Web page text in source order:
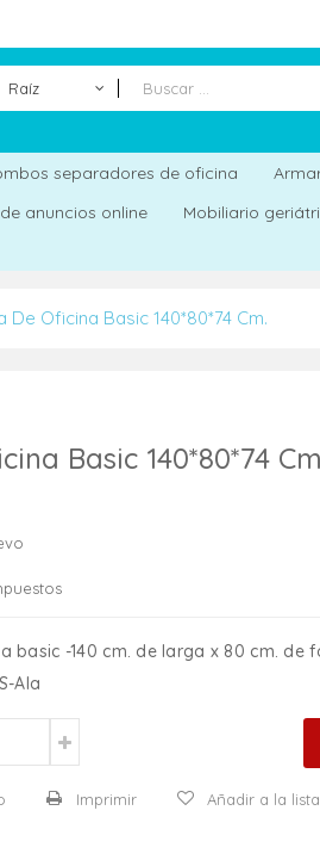
Raíz
separadores de oficina
anuncios online Mobiliario
De Oficina Basic 140*80*74 Cm.
Basic 140*80*74
basic -140 cm. de larga x 80 cm. de
Ala
Imprimir Añadir a la